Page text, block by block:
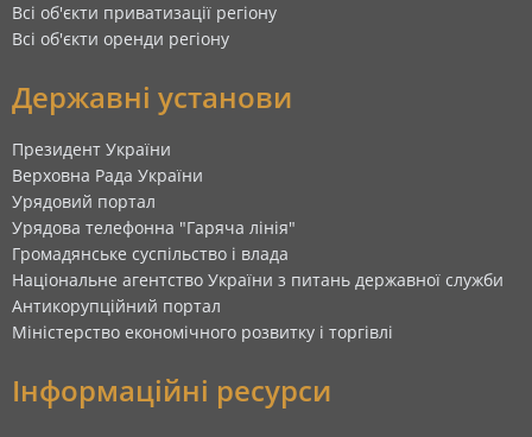
Всі об'єкти приватизації регіону
Всі об'єкти оренди регіону
Державні установи
Президент України
Верховна Рада України
Урядовий портал
Урядова телефонна "Гаряча лінія"
Громадянське суспільство і влада
Національне агентство України з питань державної служби
Антикорупційний портал
Міністерство економічного розвитку і торгівлі
Інформаційні ресурси